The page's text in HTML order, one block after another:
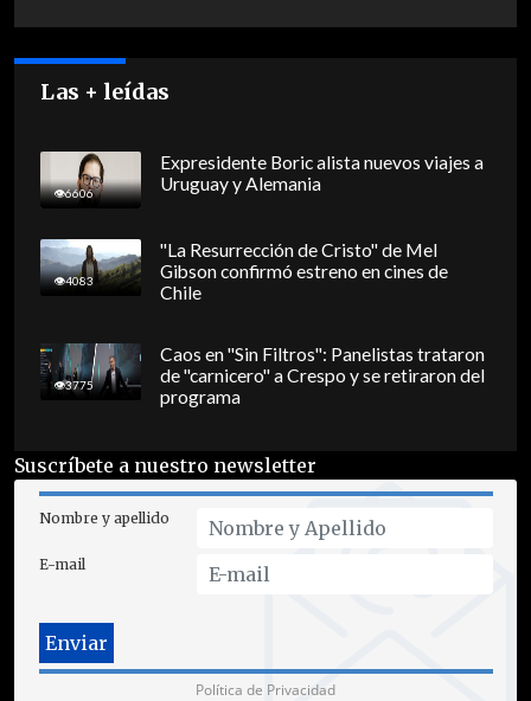
Las + leídas
6606
Expresidente Boric alista nuevos viajes a
Uruguay y Alemania
4083
"La Resurrección de Cristo" de Mel
Gibson confirmó estreno en cines de
Chile
3775
Caos en "Sin Filtros": Panelistas trataron
de "carnicero" a Crespo y se retiraron del
programa
Suscríbete a nuestro newsletter
Nombre y apellido
E-mail
Política de Privacidad